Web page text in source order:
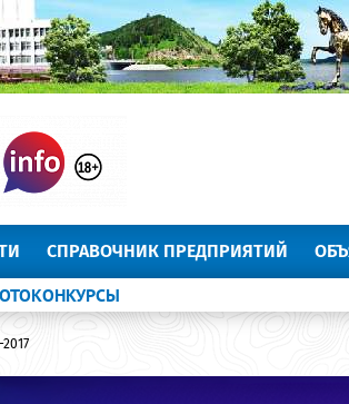
СПРАВОЧНИК ПРЕДПРИЯТИЙ